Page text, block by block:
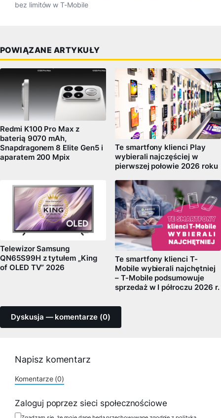
bez limitów w T-Mobile
POWIĄZANE ARTYKUŁY
Redmi K100 Pro Max z
baterią 9070 mAh,
Snapdragonem 8 Elite Gen5 i
aparatem 200 Mpix
Te smartfony klienci Play
wybierali najczęściej w
pierwszej połowie 2026 roku
Telewizor Samsung
QN65S99H z tytułem „King
of OLED TV” 2026
Te smartfony klienci T-
Mobile wybierali najchętniej
– T-Mobile podsumowuje
sprzedaż w I półroczu 2026 r.
Dyskusja — komentarze (0)
Napisz komentarz
Komentarze (0)
Zaloguj poprzez sieci społecznościowe